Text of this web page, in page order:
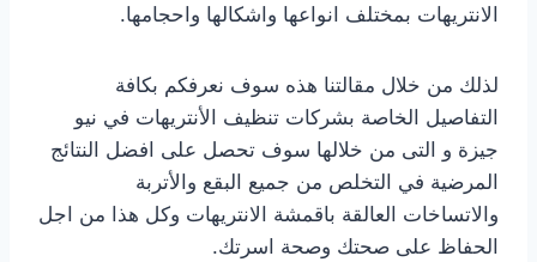
الانتريهات بمختلف انواعها واشكالها واحجامها.
لذلك من خلال مقالتنا هذه سوف نعرفكم بكافة
التفاصيل الخاصة بشركات تنظيف الأنتريهات في نيو
جيزة و التى من خلالها سوف تحصل على افضل النتائج
المرضية في التخلص من جميع البقع والأتربة
والاتساخات العالقة باقمشة الانتريهات وكل هذا من اجل
الحفاظ على صحتك وصحة اسرتك.